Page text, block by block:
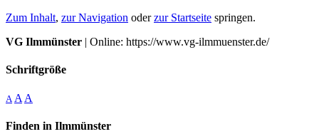
Zum Inhalt, zur Navigation oderzur Startseite springen.
VG Ilmmünster | Online: https://www.vg-ilmmuenster.de/
Schriftgröße
A A A
Finden in Ilmmünster